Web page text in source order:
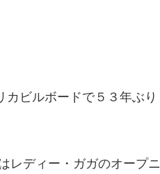
カビルボードで５３年ぶり
レディー・ガガのオープニ